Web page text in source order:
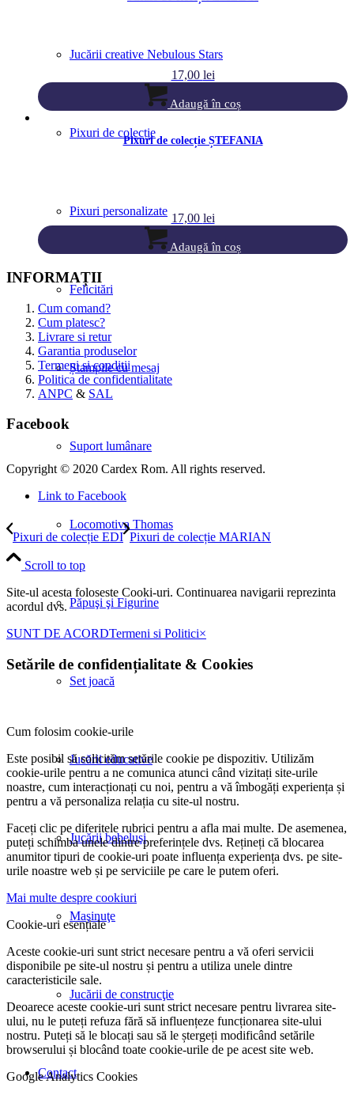
Jucării creative Nebulous Stars
Pixuri de colecție
Pixuri personalizate
Felicitări
Ștampile cu mesaj
Suport lumânare
Locomotiva Thomas
Păpuşi şi Figurine
Set joacă
Jucării educative
Jucării bebeluşi
Maşinuţe
Jucării de construcţie
Contact
17,00 lei
Adaugă în coș
Pixuri de colecție ȘTEFANIA
17,00 lei
Adaugă în coș
INFORMAȚII
Cum comand?
Cum platesc?
Livrare si retur
Garantia produselor
Termeni si conditii
Politica de confidentialitate
ANPC & SAL
Facebook
Copyright © 2020 Cardex Rom. All rights reserved.
Link to Facebook
Pixuri de colecție EDI Pixuri de colecție MARIAN
Scroll to top
Site-ul acesta foloseste Cooki-uri. Continuarea navigarii reprezinta
acordul dvs.
SUNT DE ACORDTermeni si Politici×
Setările de confidențialitate & Cookies
Cum folosim cookie-urile
Este posibil să solicităm setările cookie pe dispozitiv. Utilizăm
cookie-urile pentru a ne comunica atunci când vizitați site-urile
noastre, cum interacționați cu noi, pentru a vă îmbogăți experiența și
pentru a vă personaliza relația cu site-ul nostru.
Faceți clic pe diferitele rubrici pentru a afla mai multe. De asemenea,
puteți schimba unele dintre preferințele dvs. Rețineți că blocarea
anumitor tipuri de cookie-uri poate influența experiența dvs. pe site-
urile noastre web și pe serviciile pe care le putem oferi.
Mai multe despre cookiuri
Cookie-uri esențiale
Aceste cookie-uri sunt strict necesare pentru a vă oferi servicii
disponibile pe site-ul nostru și pentru a utiliza unele dintre
caracteristicile sale.
Deoarece aceste cookie-uri sunt strict necesare pentru livrarea site-
ului, nu le puteți refuza fără să influențeze funcționarea site-ului
nostru. Puteți să le blocați sau să le ștergeți modificând setările
browserului și blocând toate cookie-urile de pe acest site web.
Google Analytics Cookies